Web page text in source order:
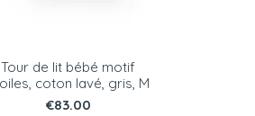
Tour de lit bébé motif
coton lavé, gris, M
Price
€83.00